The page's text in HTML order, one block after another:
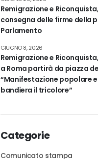
Remigrazione e
consegna delle firme della
Parlamento
Remigrazione e
a Roma partirà da piazza
“Manifestazione popolare
bandiera il tricolore”
GIUGNO 8, 2026
Categorie
Comunicato stampa